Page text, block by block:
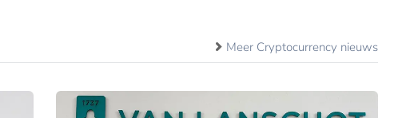
Meer Cryptocurrency nieuws